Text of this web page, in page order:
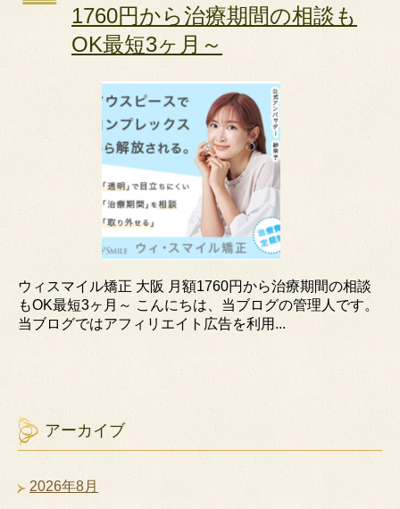
1760円から治療期間の相談も
OK最短3ヶ月～
ウィスマイル矯正 大阪 月額1760円から治療期間の相談
もOK最短3ヶ月～ こんにちは、当ブログの管理人です。
当ブログではアフィリエイト広告を利用...
アーカイブ
2026年8月